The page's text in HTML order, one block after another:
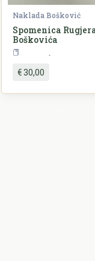
Naklada Bošković
Spomenica
Boškovića
€ 30,00